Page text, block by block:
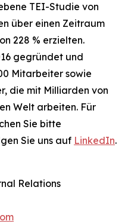
TEI-Studie von
über einen Zeitraum
228 % erzielten.
gegründet und
Mitarbeiter sowie
die mit Milliarden von
Welt arbeiten. Für
Sie bitte
Sie uns auf LinkedIn.
Relations